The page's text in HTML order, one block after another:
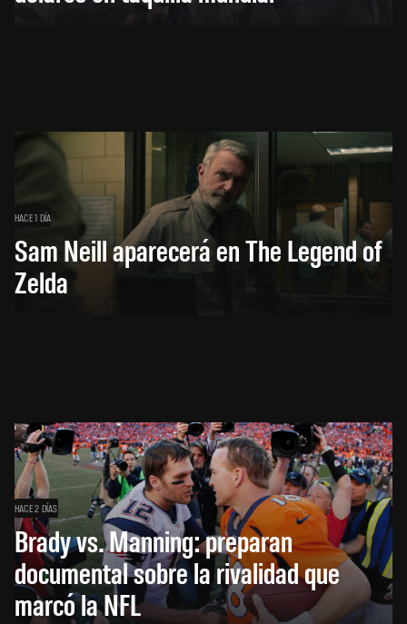
HACE 1 DÍA
Sam Neill aparecerá en The Legend of
Zelda
HACE 2 DÍAS
Brady vs. Manning: preparan
documental sobre la rivalidad que
marcó la NFL